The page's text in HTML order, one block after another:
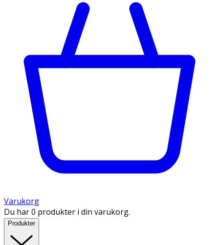
Varukorg
Du har 0 produkter i din varukorg.
Produkter